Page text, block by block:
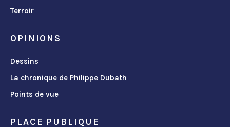
Terroir
OPINIONS
Dessins
La chronique de Philippe Dubath
Points de vue
PLACE PUBLIQUE